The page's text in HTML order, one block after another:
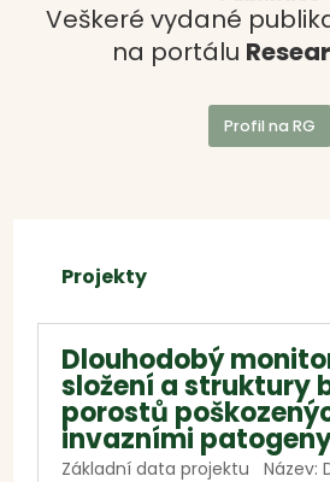
Veškeré vydané
na portálu
Profil na RG
Projekty
Dlouhodobý
složení a struktury
porostů
invazními
Základní data projektu Název: